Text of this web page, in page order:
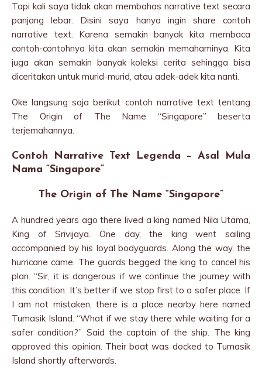
Tapi kali saya tidak akan membahas narrative text secara
panjang lebar. Disini saya hanya ingin share contoh
narrative text. Karena semakin banyak kita membaca
contoh-contohnya kita akan semakin memahaminya. Kita
juga akan semakin banyak koleksi cerita sehingga bisa
diceritakan untuk murid-murid, atau adek-adek kita nanti.
Oke langsung saja berikut contoh narrative text tentang
The Origin of The Name “Singapore” beserta
terjemahannya.
Contoh Narrative Text Legenda – Asal Mula
Nama “Singapore”
The Origin of The Name “Singapore”
A hundred years ago there lived a king named Nila Utama,
King of Srivijaya. One day, the king went sailing
accompanied by his loyal bodyguards. Along the way, the
hurricane came. The guards begged the king to cancel his
plan. “Sir, it is dangerous if we continue the journey with
this condition. It’s better if we stop first to a safer place. If
I am not mistaken, there is a place nearby here named
Tumasik Island. “What if we stay there while waiting for a
safer condition?” Said the captain of the ship. The king
approved this opinion. Their boat was docked to Tumasik
Island shortly afterwards.